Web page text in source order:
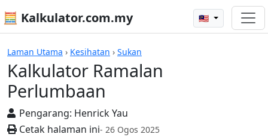
🧮 Kalkulator.com.my 🇲🇾
Laman Utama › Kesihatan › Sukan
Kalkulator Ramalan
Perlumbaan
Pengarang: Henrick Yau
Cetak halaman ini- 26 Ogos 2025
Kalkulator